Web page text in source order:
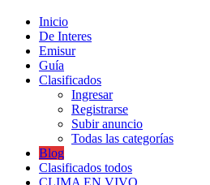
Inicio
De Interes
Emisur
Guía
Clasificados
Ingresar
Registrarse
Subir anuncio
Todas las categorías
Blog
Clasificados todos
CLIMA EN VIVO